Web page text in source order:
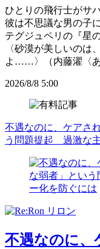
ひとりの飛行士がサ
彼は不思議な男の子
テグジュペリの『星
〈砂漠が美しいのは
よ……〉（内藤濯〈
2026/8/8 5:00
不遇なのに、ケアさ
う問題提起 過激な
不遇なのに、